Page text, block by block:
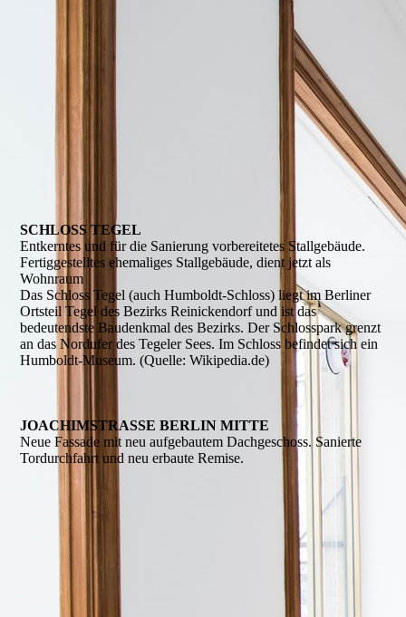
SCHLOSS TEGEL
Entkerntes und für die Sanierung vorbereitetes Stallgebäude.
Fertiggestelltes ehemaliges Stallgebäude, dient jetzt als
Wohnraum
Das Schloss Tegel (auch Humboldt-Schloss) liegt im Berliner
Ortsteil Tegel des Bezirks Reinickendorf und ist das
bedeutendste Baudenkmal des Bezirks. Der Schlosspark grenzt
an das Nordufer des Tegeler Sees. Im Schloss befindet sich ein
Humboldt-Museum. (Quelle: Wikipedia.de)
JOACHIMSTRASSE BERLIN MITTE
Neue Fassade mit neu aufgebautem Dachgeschoss. Sanierte
Tordurchfahrt und neu erbaute Remise.